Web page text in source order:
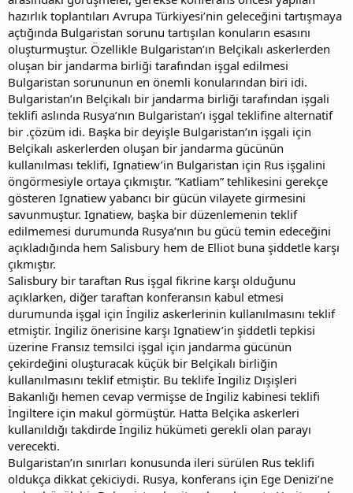
hazırlık toplantıları Avrupa Türkiyesi’nin geleceğini tartışmaya
açtığında Bulgaristan sorunu tartışılan konuların esasını
oluşturmuştur. Özellikle Bulgaristan’ın Belçikalı askerlerden
oluşan bir jandarma birliği tarafından işgal edilmesi
Bulgaristan sorununun en önemli konularından biri idi.
Bulgaristan’ın Belçikalı bir jandarma birliği tarafından işgali
teklifi aslında Rusya’nın Bulgaristan’ı işgal teklifine alternatif
bir .çözüm idi. Başka bir deyişle Bulgaristan’ın işgali için
Belçikalı askerlerden oluşan bir jandarma gücünün
kullanılması teklifi, Ignatiew’in Bulgaristan için Rus işgalini
öngörmesiyle ortaya çıkmıştır. “Katliam” tehlikesini gerekçe
gösteren Ignatiew yabancı bir gücün vilayete girmesini
savunmuştur. Ignatiew, başka bir düzenlemenin teklif
edilmemesi durumunda Rusya’nın bu gücü temin edeceğini
açıkladığında hem Salisbury hem de Elliot buna şiddetle karşı
çıkmıştır.
Salisbury bir taraftan Rus işgal fikrine karşı olduğunu
açıklarken, diğer taraftan konferansın kabul etmesi
durumunda işgal için İngiliz askerlerinin kullanılmasını teklif
etmiştir. İngiliz önerisine karşı Ignatiew’in şiddetli tepkisi
üzerine Fransız temsilci işgal için jandarma gücünün
çekirdeğini oluşturacak küçük bir Belçikalı birliğin
kullanılmasını teklif etmiştir. Bu teklife İngiliz Dışişleri
Bakanlığı hemen cevap vermişse de İngiliz kabinesi teklifi
İngiltere için makul görmüştür. Hatta Belçika askerleri
kullanıldığı takdirde İngiliz hükümeti gerekli olan parayı
verecekti.
Bulgaristan’ın sınırları konusunda ileri sürülen Rus teklifi
oldukça dikkat çekiciydi. Rusya, konferans için Ege Denizi’ne